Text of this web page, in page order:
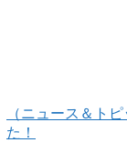
（ニュース＆ト
た！